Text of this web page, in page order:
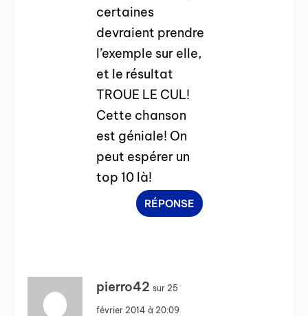
certaines
devraient prendre
l’exemple sur elle,
et le résultat
TROUE LE CUL!
Cette chanson
est géniale! On
peut espérer un
top 10 là!
RÉPONSE
pierro42 sur 25
février 2014 à 20:09